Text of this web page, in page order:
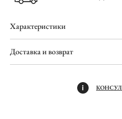
Характеристики
Доставка и возврат